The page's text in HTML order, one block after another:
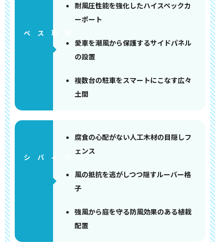
耐風圧性能を強化したハイスペックカ
ーポート
愛車を潮風から保護するサイドパネル
の設置
複数台の駐車をスマートにこなす広々
土間
腐食の心配がない人工木材の目隠しフ
ェンス
風の抵抗を逃がしつつ隠すルーバー格
子
強風から庭を守る防風効果のある植栽
配置